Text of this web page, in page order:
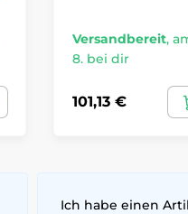
Versandbereit,
8. bei dir
101,13 €
Ich habe einen